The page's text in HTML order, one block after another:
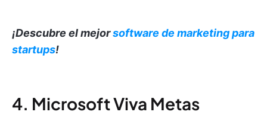
¡Descubre el mejorsoftware de marketing para
startups!
4. Microsoft Viva Metas